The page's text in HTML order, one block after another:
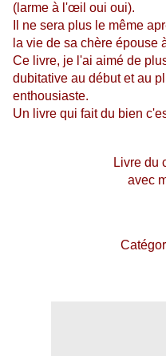
(larme à l'œil oui oui).
Il ne sera plus le même
la vie de sa chère épouse
Ce livre, je l'ai aimé de
dubitative au début et au
enthousiaste.
Un livre qui fait du bien
Livre du
avec